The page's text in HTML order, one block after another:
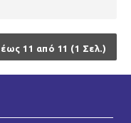
11 από 11 (1 Σελ.)